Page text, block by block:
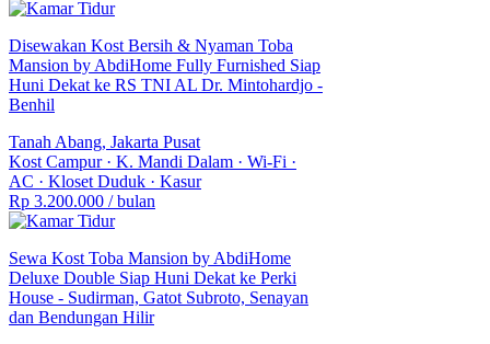
Disewakan Kost Bersih & Nyaman Toba
Mansion by AbdiHome Fully Furnished Siap
Huni Dekat ke RS TNI AL Dr. Mintohardjo -
Benhil
Tanah Abang, Jakarta Pusat
Kost Campur· K. Mandi Dalam · Wi-Fi ·
AC · Kloset Duduk · Kasur
Rp 3.200.000 / bulan
Sewa Kost Toba Mansion by AbdiHome
Deluxe Double Siap Huni Dekat ke Perki
House - Sudirman, Gatot Subroto, Senayan
dan Bendungan Hilir